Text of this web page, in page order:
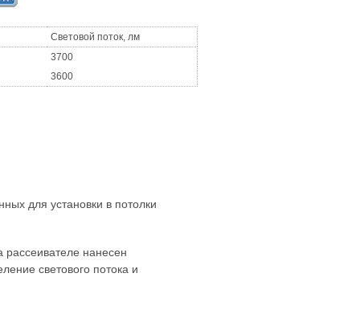
Световой поток, лм
3700
3600
для установки в потолки
рассеивателе нанесен
светового потока и